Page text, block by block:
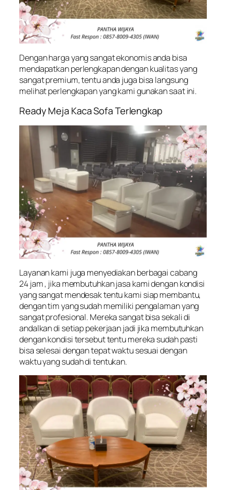
Dengan harga yang sangat ekonomis anda bisa
mendapatkan perlengkapan dengan kualitas yang
sangat premium, tentu anda juga bisa langsung
melihat perlengkapan yang kami gunakan saat ini.
Ready Meja Kaca Sofa Terlengkap
Layanan kami juga menyediakan berbagai cabang
24 jam , jika membutuhkan jasa kami dengan kondisi
yang sangat mendesak tentu kami siap membantu,
dengan tim yang sudah memiliki pengalaman yang
sangat profesional. Mereka sangat bisa sekali di
andalkan di setiap pekerjaan jadi jika membutuhkan
dengan kondisi tersebut tentu mereka sudah pasti
bisa selesai dengan tepat waktu sesuai dengan
waktu yang sudah di tentukan.